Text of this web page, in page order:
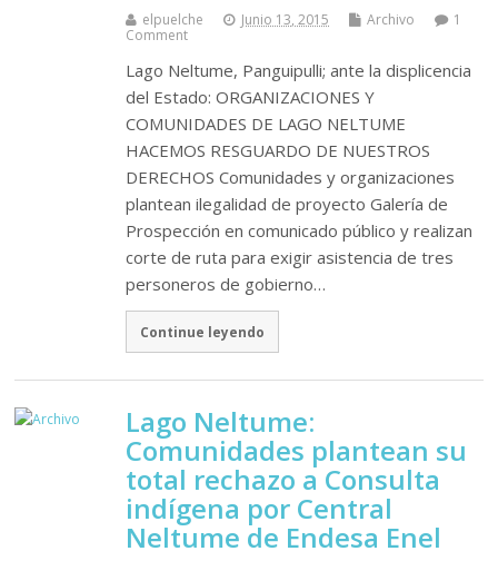
elpuelche Junio 13, 2015 Archivo
1
Comment
Lago Neltume, Panguipulli; ante la displicencia
del Estado: ORGANIZACIONES Y
COMUNIDADES DE LAGO NELTUME
HACEMOS RESGUARDO DE NUESTROS
DERECHOS Comunidades y organizaciones
plantean ilegalidad de proyecto Galería de
Prospección en comunicado público y realizan
corte de ruta para exigir asistencia de tres
personeros de gobierno…
Continue leyendo
Lago Neltume:
Comunidades plantean su
total rechazo a Consulta
indígena por Central
Neltume de Endesa Enel